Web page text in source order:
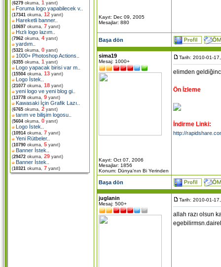
(6279 okuma, 1 yanıt)
Foruma logo yapabilecek v..
(17341 okuma, 12 yanıt)
Hareketli banner..
(10697 okuma, 7 yanıt)
Hızlı logo lazım
(7962 okuma, 4 yanıt)
yardım
(5321 okuma, 0 yanıt)
1000+ Photoshop Actions
(6355 okuma, 1 yanıt)
Logo yapacak birisi var m
(15504 okuma, 13 yanıt)
Logo İstek
(21077 okuma, 18 yanıt)
yeni logo ve yeni blog gi
(13778 okuma, 9 yanıt)
Kawasaki İçin Grafik Lazı
(6765 okuma, 2 yanıt)
tarım ve bilişim logosu
(5604 okuma, 0 yanıt)
Logo İstek
(10914 okuma, 7 yanıt)
Yeni Rütbeler..
(10790 okuma, 5 yanıt)
Banner İstek
(29472 okuma, 29 yanıt)
Banner İstek
(10321 okuma, 7 yanıt)
Kayıt: Dec 09, 2005
Mesajlar: 880
Başa dön
sima19
Mesaj: 1000+
Kayıt: Oct 07, 2006
Mesajlar: 1856
Konum: Dünya'nın Bi Yerinden
Tarih: 2010-01-
elimden
Ön İzleme
İndirme Linki:
http://
Başa dön
juglanin
Mesaj: 500+
Tarih: 2010-01-
allah razı olsun